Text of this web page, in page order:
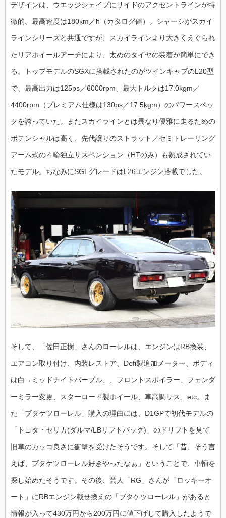
デザインは、 ウエッジシェイプにサイドのアクセントラインが特
徴的。最高速度は180km ／h （カタログ値）。シャーシがスカイ
ラインシリーズと共通ですが、スカイラインより大きくえぐられ
たリアホイールアーチにより、太めのタイヤの装着が簡単にでき
る。 トップモデルのSGXに搭載されたのがツインキャブのL20型
で、最高出力は125ps／6000rpm 、最大トルクは17.0kgm ／
4400rpm （プレミアム仕様は130ps／17.5kgm）のパワースペッ
クを誇っていた。またスカイラインとは異なり優雅に走るための
ポテンシャルは高く、先代譲りのストラット／セミトレーリング
アーム式の４輪独立サスペンション（HTのみ）も熟成されてい
たモデル。ちなみにSGLグレードはL26エンジン搭載でした。
そして、「佐田正樹」さんのローレルは、エンジンはRB換装、
エアコン取り付け、内装レストア、Defi製追加メーター、ボディ
は白→ミッドナイトパープル、、フロントスポイラー、フェンダ
ーミラー変更、スターロード製ホイール、車高調サス…etc。ま
た「ブタケツローレル」購入の理由には、D1GPで初代モデルの
「トヨタ・セリカ(ダルマ/LBリフトバック)」のドリフトを見て
旧車のカッコ良さに衝撃を受けたそうです。そして「昔、そう言
えば、ブタケツローレル好きやったなぁ」ということで、車輌を
探し始めたそうです。その後、芸人「RG」さんが「ロッキーオ
ート」にRBエンジン載せ換えの「ブタケツローレル」があると
情報が入って430万円から200万円に値下げして購入したようで